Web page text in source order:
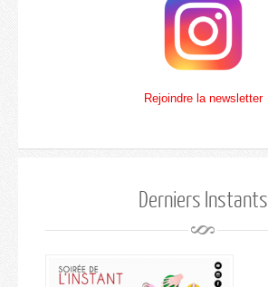
Rejoindre la newsletter
Derniers Instants